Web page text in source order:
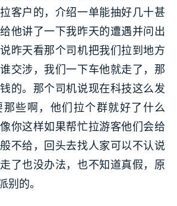
客户的，介绍一单能抽好几十甚
他讲了一下我昨天的遭遇并问出
昨天看那个司机把我们拉到地方
交涉，我们一下车他就走了，那
的。那个司机说现在科技这么发
些啊，他们拉个群就好了什么
你这样如果帮忙拉游客他们会给
不给，回头去找人家可以不认说
了也没办法，也不知道真假，原
别的。